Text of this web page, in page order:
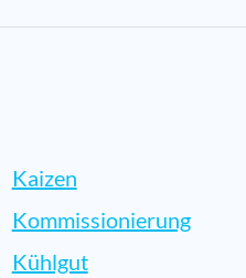
Kaizen
Kommissionierung
Kühlgut